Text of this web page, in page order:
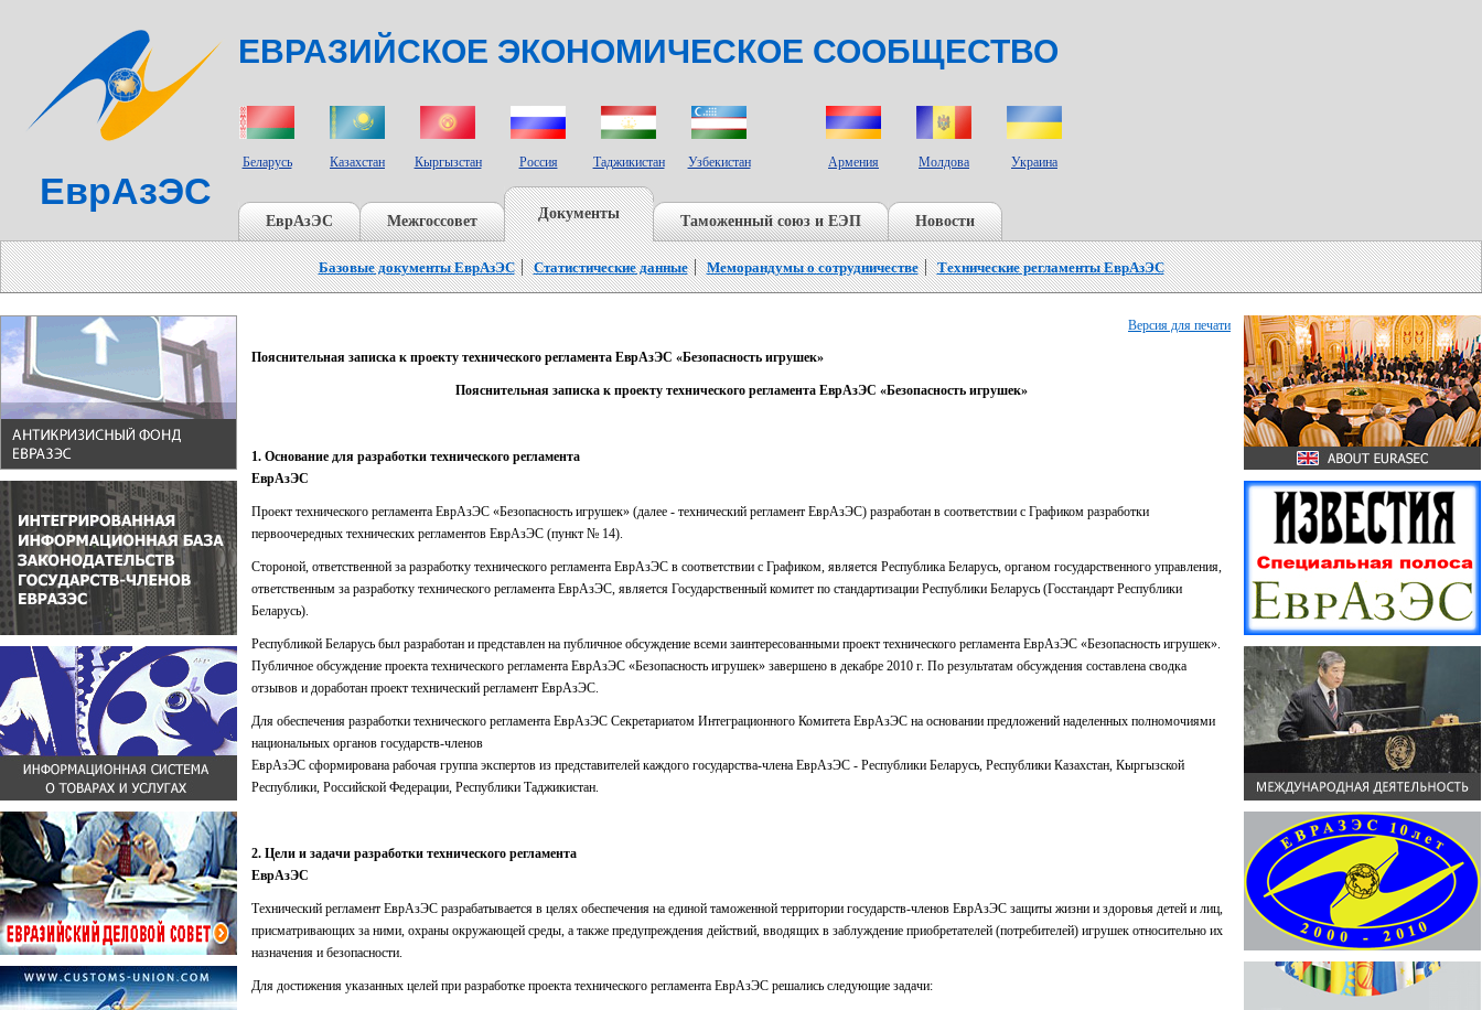
ЕВРАЗИЙСКОЕ ЭКОНОМИЧЕСКОЕ СООБЩЕСТВО
ЕврАзЭС
Беларусь Казахстан Кыргызстан Россия Таджикистан Узбекистан Армения Молдова Украина
ЕврАзЭС Межгоссовет Документы Таможенный союз и ЕЭП Новости
Базовые документы ЕврАзЭС Статистические данные Меморандумы о сотрудничестве Технические регламенты ЕврАзЭС
Версия для печати
Пояснительная записка к проекту технического регламента ЕврАзЭС «Безопасность игрушек»
Пояснительная записка к проекту технического регламента ЕврАзЭС «Безопасность игрушек»
1. Основание для разработки технического регламента
ЕврАзЭС
Проект технического регламента ЕврАзЭС «Безопасность игрушек» (далее - технический регламент ЕврАзЭС) разработан в соответствии с Графиком разработки
первоочередных технических регламентов ЕврАзЭС (пункт № 14).
Стороной, ответственной за разработку технического регламента ЕврАзЭС в соответствии с Графиком, является Республика Беларусь, органом государственного управления,
ответственным за разработку технического регламента ЕврАзЭС, является Государственный комитет по стандартизации Республики Беларусь (Госстандарт Республики
Беларусь).
Республикой Беларусь был разработан и представлен на публичное обсуждение всеми заинтересованными проект технического регламента ЕврАзЭС «Безопасность игрушек».
Публичное обсуждение проекта технического регламента ЕврАзЭС «Безопасность игрушек» завершено в декабре 2010 г. По результатам обсуждения составлена сводка
отзывов и доработан проект технический регламент ЕврАзЭС.
Для обеспечения разработки технического регламента ЕврАзЭС Секретариатом Интеграционного Комитета ЕврАзЭС на основании предложений наделенных полномочиями
национальных органов государств-членов
ЕврАзЭС сформирована рабочая группа экспертов из представителей каждого государства-члена ЕврАзЭС - Республики Беларусь, Республики Казахстан, Кыргызской
Республики, Российской Федерации, Республики Таджикистан.
2. Цели и задачи разработки технического регламента
ЕврАзЭС
Технический регламент ЕврАзЭС разрабатывается в целях обеспечения на единой таможенной территории государств-членов ЕврАзЭС защиты жизни и здоровья детей и лиц,
присматривающих за ними, охраны окружающей среды, а также предупреждения действий, вводящих в заблуждение приобретателей (потребителей) игрушек относительно их
назначения и безопасности.
Для достижения указанных целей при разработке проекта технического регламента ЕврАзЭС решались следующие задачи: